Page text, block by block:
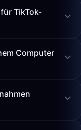
TikTok-
Computer